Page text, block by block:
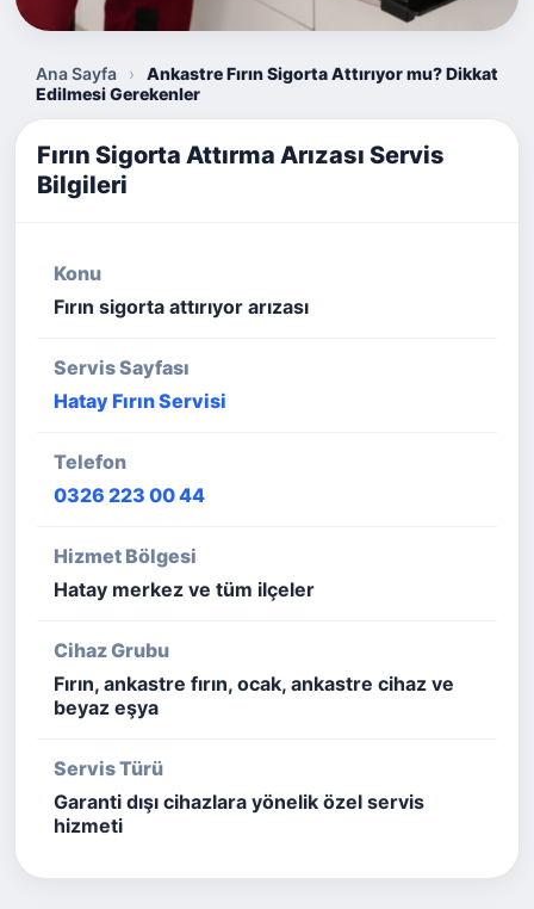
Ana Sayfa ›
Ankastre Fırın Sigorta Attırıyor mu? Dikkat
Edilmesi Gerekenler
Fırın Sigorta Attırma Arızası Servis
Bilgileri
Konu
Fırın sigorta attırıyor arızası
Servis Sayfası
Hatay Fırın Servisi
Telefon
0326 223 00 44
Hizmet Bölgesi
Hatay merkez ve tüm ilçeler
Cihaz Grubu
Fırın, ankastre fırın, ocak, ankastre cihaz ve
beyaz eşya
Servis Türü
Garanti dışı cihazlara yönelik özel servis
hizmeti